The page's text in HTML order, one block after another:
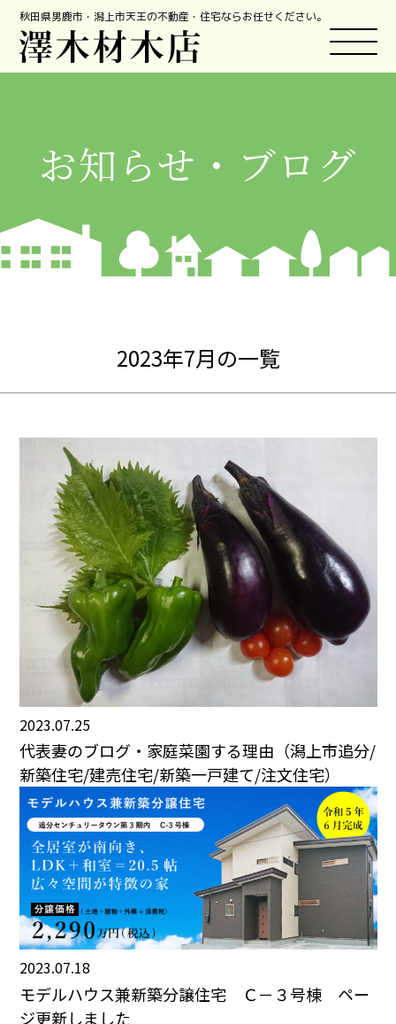
秋田県男鹿市・潟上市天王の不動産・住宅ならお任せください。
お知らせ・ブログ
2023年7月の一覧
2023.07.25
代表妻のブログ・家庭菜園する理由（潟上市追分/
新築住宅/建売住宅/新築一戸建て/注文住宅）
2023.07.18
モデルハウス兼新築分譲住宅 Ｃ－３号棟 ペー
ジ更新しました